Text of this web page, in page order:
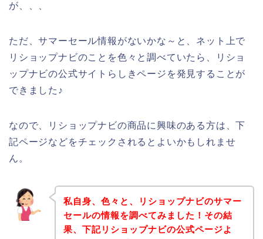
が、、、
ただ、サマーセール情報がないかな～と、ネット上で
リショップナビのことを色々と調べていたら、リショ
ップナビの公式サイトらしきページを発見することが
できました♪
なので、リショップナビの商品に興味のある方は、下
記ページなどをチェックされるとよいかもしれませ
ん。
私自身、色々と、リショップナビのサマー
セールの情報を調べてみました！その結
果、下記リショップナビの公式ページよ